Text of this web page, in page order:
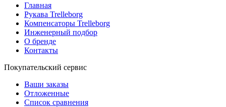
Главная
Рукава Trelleborg
Компенсаторы Trelleborg
Инженерный подбор
О бренде
Контакты
Покупательский сервис
Ваши заказы
Отложенные
Список сравнения